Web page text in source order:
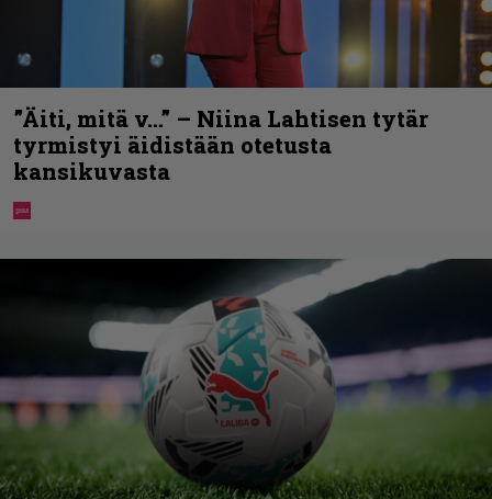
”Äiti, mitä v…” – Niina Lahtisen tytär
tyrmistyi äidistään otetusta
kansikuvasta